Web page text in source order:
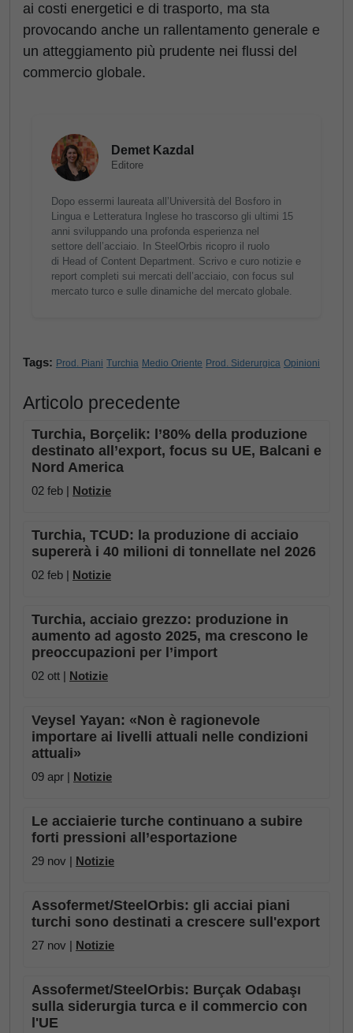
ai costi energetici e di trasporto, ma sta
provocando anche un rallentamento generale e
un atteggiamento più prudente nei flussi del
commercio globale.
Demet Kazdal
Editore
Dopo essermi laureata all’Università del Bosforo in
Lingua e Letteratura Inglese ho trascorso gli ultimi 15
anni sviluppando una profonda esperienza nel
settore dell’acciaio. In SteelOrbis ricopro il ruolo
di Head of Content Department. Scrivo e curo notizie e
report completi sui mercati dell’acciaio, con focus sul
mercato turco e sulle dinamiche del mercato globale.
Tags: Prod. Piani Turchia Medio Oriente Prod. Siderurgica Opinioni
Articolo precedente
Turchia, Borçelik: l’80% della produzione
destinato all’export, focus su UE, Balcani e
Nord America
02 feb | Notizie
Turchia, TCUD: la produzione di acciaio
supererà i 40 milioni di tonnellate nel 2026
02 feb | Notizie
Turchia, acciaio grezzo: produzione in
aumento ad agosto 2025, ma crescono le
preoccupazioni per l’import
02 ott | Notizie
Veysel Yayan: «Non è ragionevole
importare ai livelli attuali nelle condizioni
attuali»
09 apr | Notizie
Le acciaierie turche continuano a subire
forti pressioni all’esportazione
29 nov | Notizie
Assofermet/SteelOrbis: gli acciai piani
turchi sono destinati a crescere sull'export
27 nov | Notizie
Assofermet/SteelOrbis: Burçak Odabaşı
sulla siderurgia turca e il commercio con
l'UE